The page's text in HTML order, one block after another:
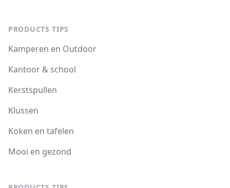
PRODUCTS TIPS
Kamperen en Outdoor
Kantoor & school
Kerstspullen
Klussen
Koken en tafelen
Mooi en gezond